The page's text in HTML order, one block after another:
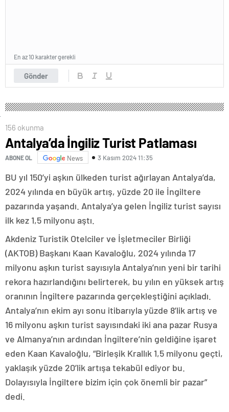
Gönder
En az 10 karakter gerekli
156 okunma
Antalya’da İngiliz Turist Patlaması
ABONE OL News 3 Kasım 2024 11:35
BU yıl 150’yi aşkın ülkeden turist ağırlayan Antalya’da,
2024 yılında en büyük artış, yüzde 20 ile İngiltere
pazarında yaşandı. Antalya’ya gelen İngiliz turist sayısı
ilk kez 1,5 milyonu aştı.
Akdeniz Turistik Otelciler ve İşletmeciler Birliği
(AKTOB) Başkanı Kaan Kavaloğlu, 2024 yılında 17
milyonu aşkın turist sayısıyla Antalya’nın yeni bir tarihi
rekora hazırlandığını belirterek, bu yılın en yüksek artış
oranının İngiltere pazarında gerçekleştiğini açıkladı.
Antalya’nın ekim ayı sonu itibarıyla yüzde 8’lik artış ve
16 milyonu aşkın turist sayısındaki iki ana pazar Rusya
ve Almanya’nın ardından İngiltere’nin geldiğine işaret
eden Kaan Kavaloğlu, “Birleşik Krallık 1,5 milyonu geçti,
yaklaşık yüzde 20’lik artışa tekabül ediyor bu.
Dolayısıyla İngiltere bizim için çok önemli bir pazar”
dedi.